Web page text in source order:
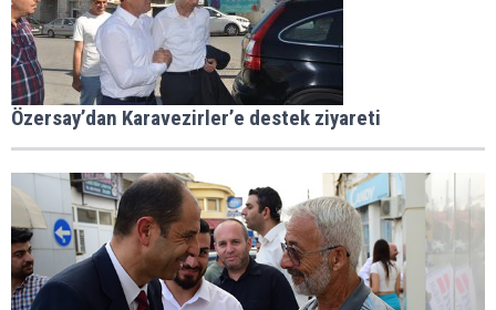
Özersay’dan Karavezirler’e destek ziyareti